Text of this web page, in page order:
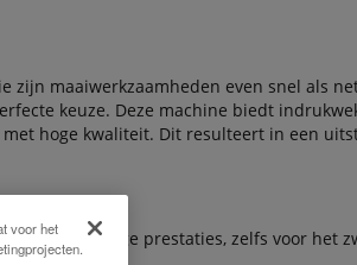
zijn maaiwerkzaamheden even snel als
keuze. Deze machine biedt
hoge kwaliteit. Dit resulteert in een
krachtige prestaties, zelfs voor het
voor het